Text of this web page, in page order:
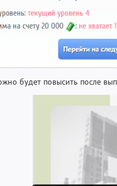
будет повысить после